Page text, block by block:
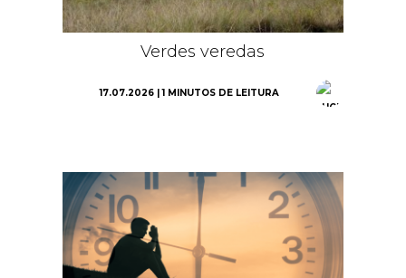
Verdes veredas
17.07.2026 | 1 MINUTOS DE LEITURA